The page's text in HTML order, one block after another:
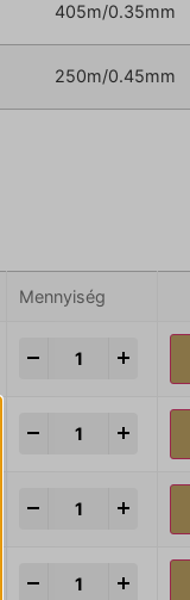
405m/0.35mm
250m/0.45mm
Mennyiség